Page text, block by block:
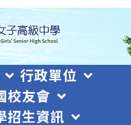
行政單位
校友會
招生資訊